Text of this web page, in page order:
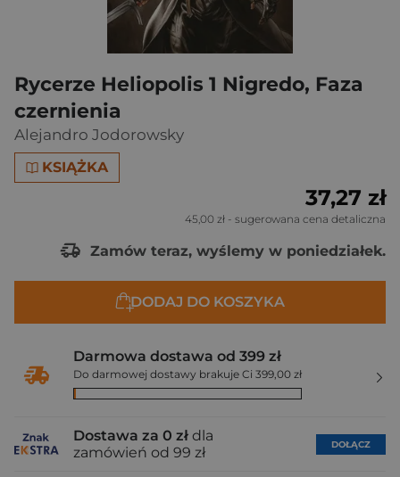
Rycerze Heliopolis 1 Nigredo, Faza
czernienia
Alejandro Jodorowsky
KSIĄŻKA
37,27 zł
45,00 zł - sugerowana cena detaliczna
Zamów teraz, wyślemy w poniedziałek.
DODAJ DO KOSZYKA
Darmowa dostawa od 399 zł
Do darmowej dostawy brakuje Ci 399,00 zł
Dostawa za 0 zł dla
zamówień od 99 zł
DOŁĄCZ